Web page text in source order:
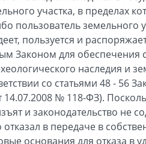
участка, в пределах
пользователь земельного
пользуется и
Законом для обеспечения
наследия и
со статьями 48 - 56
14.07.2008 № 118-ФЗ).
и законодательство не
в передаче в
основания для отказа в